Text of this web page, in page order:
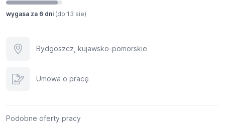
wygasa za 6 dni (do 13 sie)
Bydgoszcz, kujawsko-pomorskie
Umowa o pracę
Podobne oferty pracy